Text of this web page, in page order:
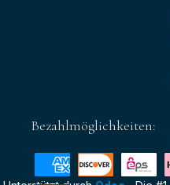
Bezahlmöglichkeiten: